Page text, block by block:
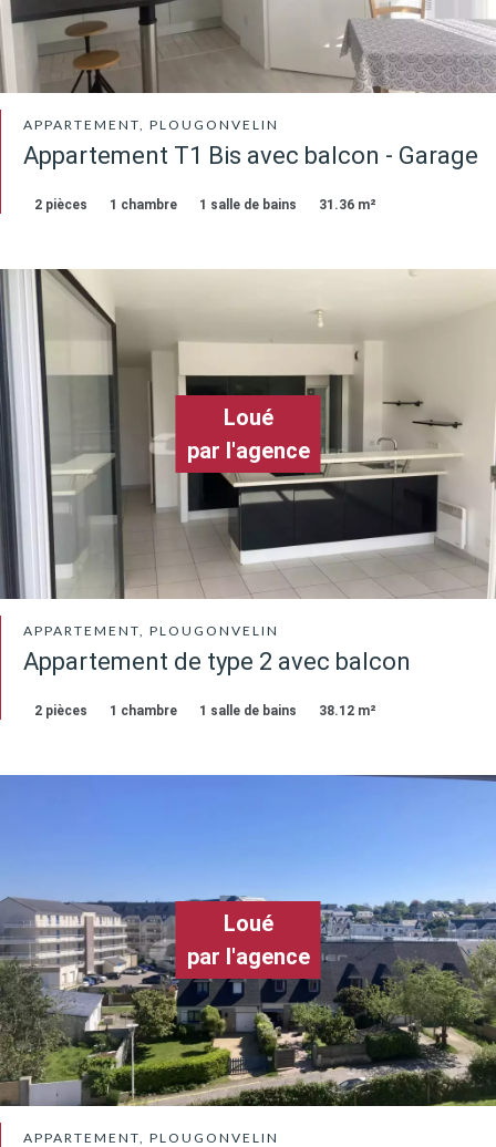
APPARTEMENT, PLOUGONVELIN
Appartement T1 Bis avec balcon - Garage
2 pièces 1 chambre 1 salle de bains 31.36 m²
Loué
par l'agence
APPARTEMENT, PLOUGONVELIN
Appartement de type 2 avec balcon
2 pièces 1 chambre 1 salle de bains 38.12 m²
Loué
par l'agence
APPARTEMENT, PLOUGONVELIN